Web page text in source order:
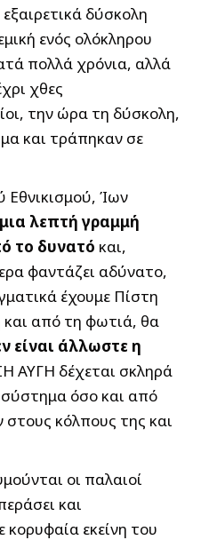
εξαιρετικά δύσκολη
ενός ολόκληρου
πολλά χρόνια, αλλά
χθες
την ώρα τη δύσκολη,
και τράπηκαν σε
Εθνικισμού, Ίων
μια λεπτή γραμμή
το δυνατό και,
φαντάζει αδύνατο,
έχουμε Πίστη
και από τη φωτιά, θα
είναι άλλωστε η
ΑΥΓΗ δέχεται σκληρά
όσο και από
κόλπους της και
οι παλαιοί
και
κορυφαία εκείνη του